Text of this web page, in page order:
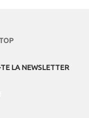
LA NEWSLETTER